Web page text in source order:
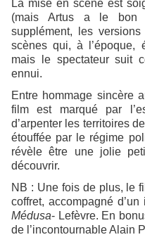
La mise en scène est
(mais Artus a le bon
supplément, les
scènes qui, à l’époque,
mais le spectateur suit
ennui.
Entre hommage sincère
film est marqué par
d’arpenter les territoires
étouffée par le régime
révèle être une jolie
découvrir.
NB : Une fois de plus, le
coffret, accompagné
Médusa- Lefèvre. En
de l’incontournable Alain